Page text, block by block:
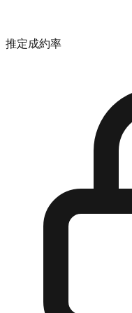
推定成約率